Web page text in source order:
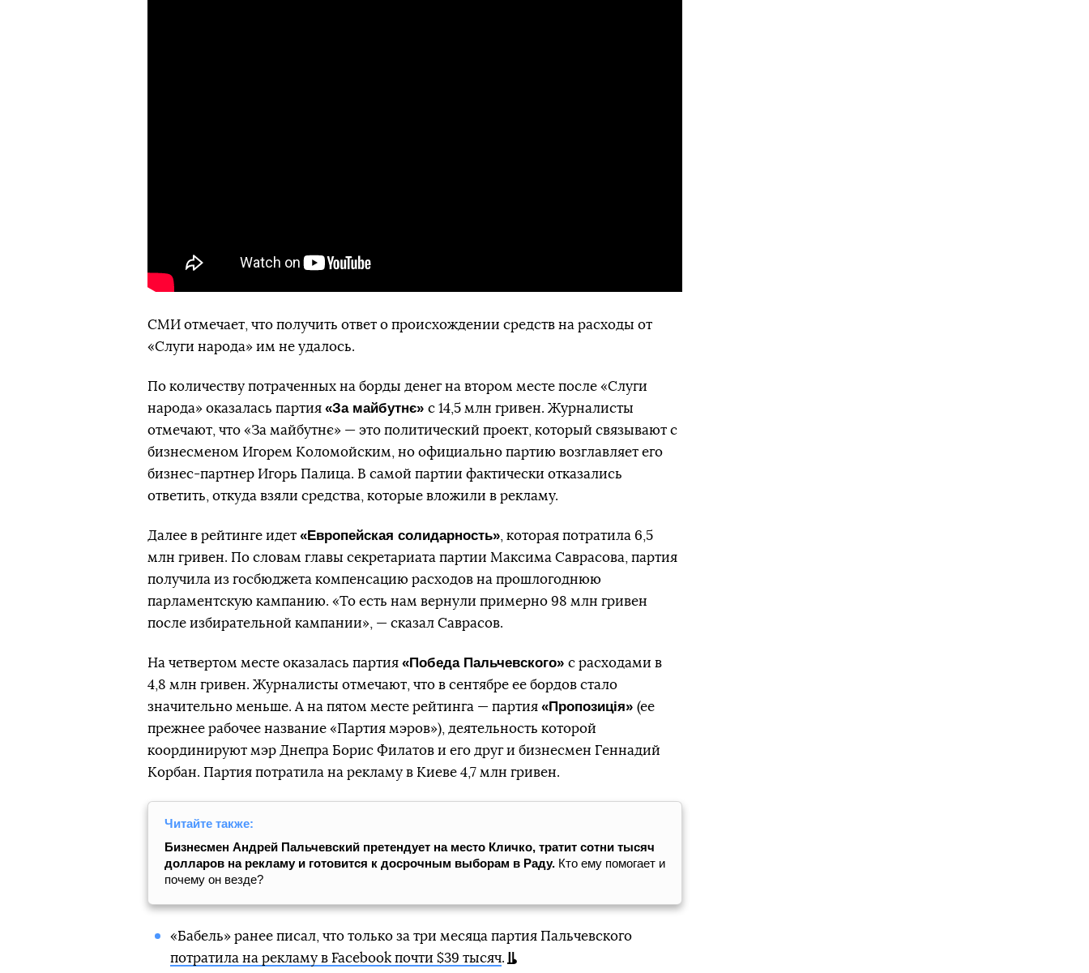
СМИ отмечает, что получить ответ о происхождении средств на расходы от
«Слуги народа» им не удалось.
По количеству потраченных на борды денег на втором месте после «Слуги
народа» оказалась партия «За майбутнє» с 14,5 млн гривен. Журналисты
отмечают, что «За майбутнє» — это политический проект, который связывают с
бизнесменом Игорем Коломойским, но официально партию возглавляет его
бизнес-партнер Игорь Палица. В самой партии фактически отказались
ответить, откуда взяли средства, которые вложили в рекламу.
Далее в рейтинге идет «Европейская солидарность» , которая потратила 6,5
млн гривен. По словам главы секретариата партии Максима Саврасова, партия
получила из госбюджета компенсацию расходов на прошлогоднюю
парламентскую кампанию. «То есть нам вернули примерно 98 млн гривен
после избирательной кампании», — сказал Саврасов.
На четвертом месте оказалась партия «Победа Пальчевского» с расходами в
4,8 млн гривен. Журналисты отмечают, что в сентябре ее бордов стало
значительно меньше. А на пятом месте рейтинга — партия «Пропозиція» (ее
прежнее рабочее название «Партия мэров»), деятельность которой
координируют мэр Днепра Борис Филатов и его друг и бизнесмен Геннадий
Корбан. Партия потратила на рекламу в Киеве 4,7 млн гривен.
Читайте также:
Бизнесмен Андрей Пальчевский претендует на место Кличко, тратит сотни тысяч
долларов на рекламу и готовится к досрочным выборам в Раду. Кто ему помогает и
почему он везде?
«Бабель» ранее писал, что только за три месяца партия Пальчевского
потратила на рекламу в Facebook почти $39 тысяч.